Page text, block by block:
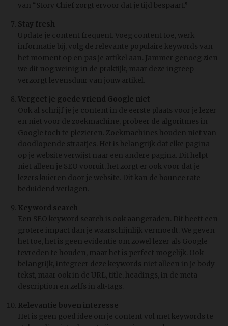
van “Story Chief zorgt ervoor dat je tijd bespaart.”
Stay fresh
Update je content frequent. Voeg content toe, werk
informatie bij, volg de relevante populaire keywords van
het moment op en pas je artikel aan. Jammer genoeg zien
we dit nog weinig in de praktijk, maar deze ingreep
verzorgt levensduur van jouw artikel.
Vergeet je goede vriend Google niet
Ook al schrijf je je content in de eerste plaats voor je lezer
en niet voor de zoekmachine, probeer de algoritmes in
Google toch te plezieren. Zoekmachines houden niet van
doodlopende straatjes. Het is belangrijk dat elke pagina
op je website verwijst naar een andere pagina. Dit helpt
niet alleen je SEO vooruit, het zorgt er ook voor dat je
lezers kuieren door je website. Dit kan de bounce rate
beduidend verlagen.
Keyword search
Een SEO keyword search is ook aangeraden. Dit heeft een
grotere impact dan je waarschijnlijk vermoedt. We geven
het toe, het is geen evidentie om zowel lezer als Google
tevreden te houden, maar het is perfect mogelijk. Ook
belangrijk, integreer deze keywords niet alleen in je body
tekst, maar ook in de URL, title, headings, in de meta
description en zelfs in alt-tags.
Relevantie boven interesse
Het is geen goed idee om je content vol met keywords te